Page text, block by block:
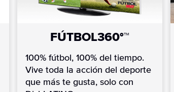
FÚTBOL360°™
100% fútbol, 100% del tiempo.
Vive toda la acción del deporte
que más te gusta, solo con